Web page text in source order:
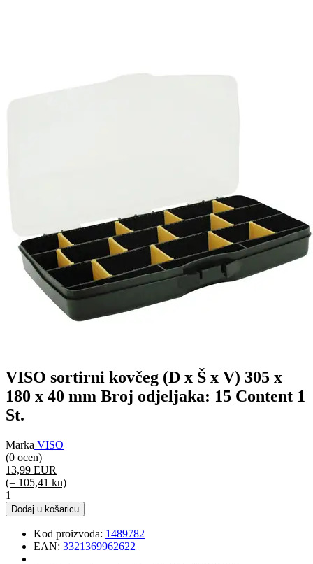
VISO sortirni kovčeg (D x Š x V) 305 x
180 x 40 mm Broj odjeljaka: 15 Content 1
St.
Marka VISO
(0 ocen)
13,99 EUR
(= 105,41 kn)
1
Dodaj u košaricu
Kod proizvoda: 1489782
EAN: 3321369962622